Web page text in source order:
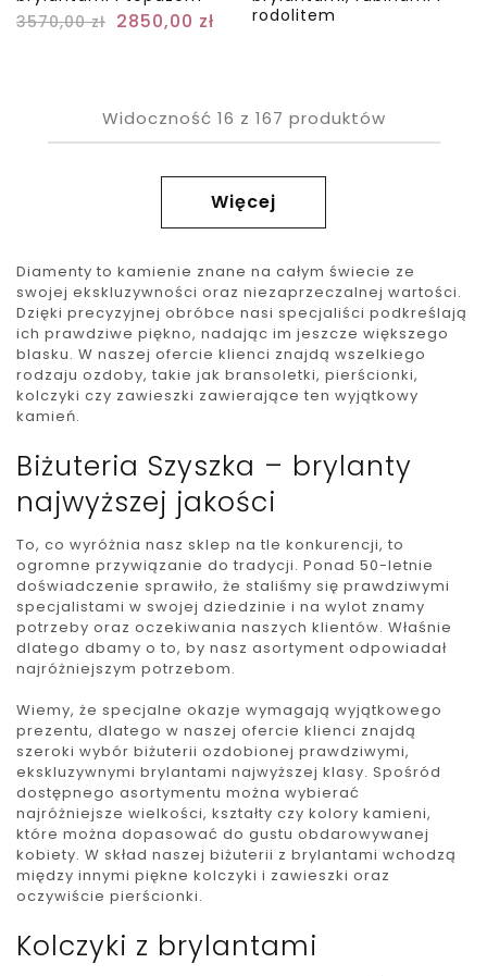
3570,00zł 2850,00 zł
rodolitem
Widoczność 16 z 167 produktów
Więcej
Diamenty to kamienie znane na całym świecie ze
swojej ekskluzywności oraz niezaprzeczalnej wartości.
Dzięki precyzyjnej obróbce nasi specjaliści podkreślają
ich prawdziwe piękno, nadając im jeszcze większego
blasku. W naszej ofercie klienci znajdą wszelkiego
rodzaju ozdoby, takie jak bransoletki, pierścionki,
kolczyki czy zawieszki zawierające ten wyjątkowy
kamień.
Biżuteria Szyszka – brylanty
najwyższej jakości
To, co wyróżnia nasz sklep na tle konkurencji, to
ogromne przywiązanie do tradycji. Ponad 50-letnie
doświadczenie sprawiło, że staliśmy się prawdziwymi
specjalistami w swojej dziedzinie i na wylot znamy
potrzeby oraz oczekiwania naszych klientów. Właśnie
dlatego dbamy o to, by nasz asortyment odpowiadał
najróżniejszym potrzebom.
Wiemy, że specjalne okazje wymagają wyjątkowego
prezentu, dlatego w naszej ofercie klienci znajdą
szeroki wybór biżuterii ozdobionej prawdziwymi,
ekskluzywnymi brylantami najwyższej klasy. Spośród
dostępnego asortymentu można wybierać
najróżniejsze wielkości, kształty czy kolory kamieni,
które można dopasować do gustu obdarowywanej
kobiety. W skład naszej biżuterii z brylantami wchodzą
między innymi piękne kolczyki i zawieszki oraz
oczywiście pierścionki.
Kolczyki z brylantami